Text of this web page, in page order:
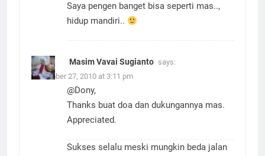
Saya pengen banget bisa seperti mas..,
hidup mandiri..
Masim Vavai Sugianto says:
December 27, 2010 at 3:11 pm
@Dony,
Thanks buat doa dan dukungannya mas.
Appreciated.
Sukses selalu meski mungkin beda jalan